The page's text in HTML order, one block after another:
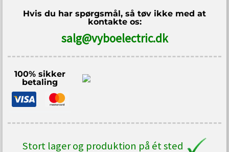
Hvis du har spørgsmål, så tøv ikke med at
kontakte os:
salg@vyboelectric.dk
100% sikker
betaling
Stort lager og produktion på ét sted